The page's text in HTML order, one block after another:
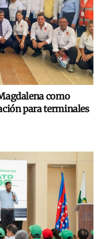
como
para terminales